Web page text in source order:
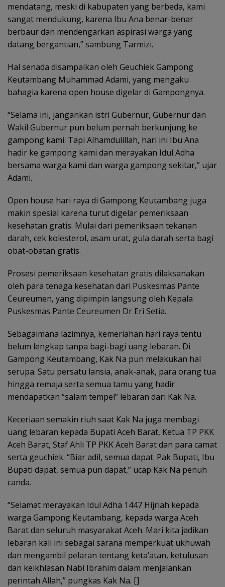
mendatang, meski di kabupaten yang berbeda, kami
sangat mendukung, karena Ibu Ana benar-benar
berbaur dan mendengarkan aspirasi warga yang
datang bergantian,” sambung Tarmizi.
Hal senada disampaikan oleh Geuchiek Gampong
Keutambang Muhammad Adami, yang mengaku
bahagia karena open house digelar di Gampongnya.
“Selama ini, jangankan istri Gubernur, Gubernur dan
Wakil Gubernur pun belum pernah berkunjung ke
gampong kami. Tapi Alhamdulillah, hari ini Ibu Ana
hadir ke gampong kami dan merayakan Idul Adha
bersama warga kami dan warga gampong sekitar,” ujar
Adami.
Open house hari raya di Gampong Keutambang juga
makin spesial karena turut digelar pemeriksaan
kesehatan gratis. Mulai dari pemeriksaan tekanan
darah, cek kolesterol, asam urat, gula darah serta bagi
obat-obatan gratis.
Prosesi pemeriksaan kesehatan gratis dilaksanakan
oleh para tenaga kesehatan dari Puskesmas Pante
Ceureumen, yang dipimpin langsung oleh Kepala
Puskesmas Pante Ceureumen Dr Eri Setia.
Sebagaimana lazimnya, kemeriahan hari raya tentu
belum lengkap tanpa bagi-bagi uang lebaran. Di
Gampong Keutambang, Kak Na pun melakukan hal
serupa. Satu persatu lansia, anak-anak, para orang tua
hingga remaja serta semua tamu yang hadir
mendapatkan “salam tempel” lebaran dari Kak Na.
Keceriaan semakin riuh saat Kak Na juga membagi
uang lebaran kepada Bupati Aceh Barat, Ketua TP PKK
Aceh Barat, Staf Ahli TP PKK Aceh Barat dan para camat
serta geuchiek. “Biar adil, semua dapat. Pak Bupati, Ibu
Bupati dapat, semua pun dapat,” ucap Kak Na penuh
canda.
“Selamat merayakan Idul Adha 1447 Hijriah kepada
warga Gampong Keutambang, kepada warga Aceh
Barat dan seluruh masyarakat Aceh. Mari kita jadikan
lebaran kali ini sebagai sarana memperkuat ukhuwah
dan mengambil pelaran tentang keta’atan, ketulusan
dan keikhlasan Nabi Ibrahim dalam menjalankan
perintah Allah,” pungkas Kak Na. []